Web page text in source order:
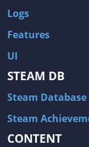
Logs
Features
UI
STEAM DB
Steam Database
Steam
CONTENT